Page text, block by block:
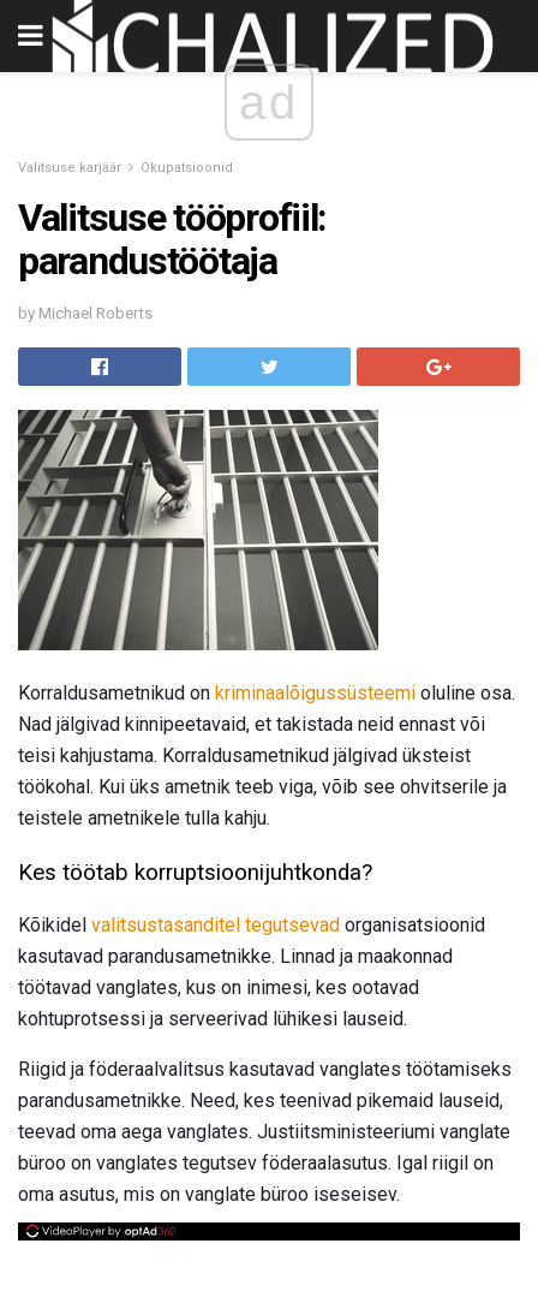
ad
Valitsuse karjäär Okupatsioonid
Valitsuse tööprofiil:
parandustöötaja
by Michael Roberts
Korraldusametnikud on kriminaalõigussüsteemi oluline osa.
Nad jälgivad kinnipeetavaid, et takistada neid ennast või
teisi kahjustama. Korraldusametnikud jälgivad üksteist
töökohal. Kui üks ametnik teeb viga, võib see ohvitserile ja
teistele ametnikele tulla kahju.
Kes töötab korruptsioonijuhtkonda?
Kõikidel valitsustasanditel tegutsevad organisatsioonid
kasutavad parandusametnikke. Linnad ja maakonnad
töötavad vanglates, kus on inimesi, kes ootavad
kohtuprotsessi ja serveerivad lühikesi lauseid.
Riigid ja föderaalvalitsus kasutavad vanglates töötamiseks
parandusametnikke. Need, kes teenivad pikemaid lauseid,
teevad oma aega vanglates. Justiitsministeeriumi vanglate
büroo on vanglates tegutsev föderaalasutus. Igal riigil on
oma asutus, mis on vanglate büroo iseseisev.